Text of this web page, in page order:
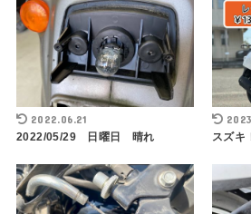
2022.06.21
2022/05/29 日曜日 晴れ スズキ